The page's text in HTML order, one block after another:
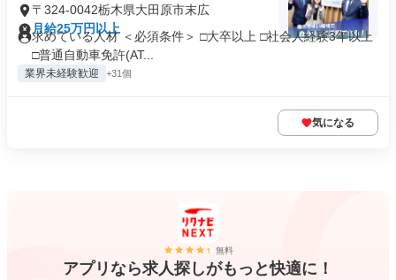
〒324-0042栃木県大田原市末広
月給25万円以上
求めている人材 ＜必須条件＞ □大卒以上 □社会人経験3年以上
□普通自動車免許(AT...
業界未経験歓迎 +31個
気になる
無料
アプリなら求人探しがもっと快適に！